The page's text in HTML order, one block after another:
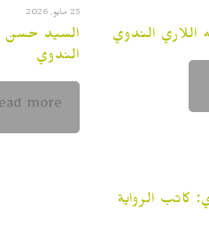
الندوي
25 مايو, 2026
السيد حسن
الندوي
more
كاتب الرواية